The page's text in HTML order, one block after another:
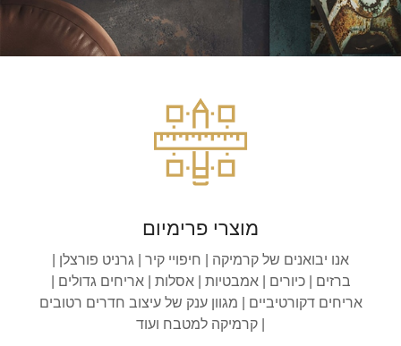
מוצרי פרימיום
אנו יבואנים של קרמיקה | חיפויי קיר | גרניט פורצלן |
ברזים | כיורים | אמבטיות | אסלות | אריחים גדולים |
אריחים דקורטיביים | מגוון ענק של עיצוב חדרים רטובים
| קרמיקה למטבח ועוד